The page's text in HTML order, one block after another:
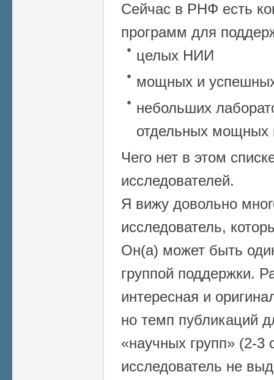
Сейчас в РНФ есть
программ для
целых НИИ
мощных и
небольших
отдельных мощных
Чего нет в этом
исследователей.
Я вижу довольно
исследователь,
Он(а) может быть
группой поддержки.
интересная и
но темп публикаций
«научных групп» (2-3
исследователь не